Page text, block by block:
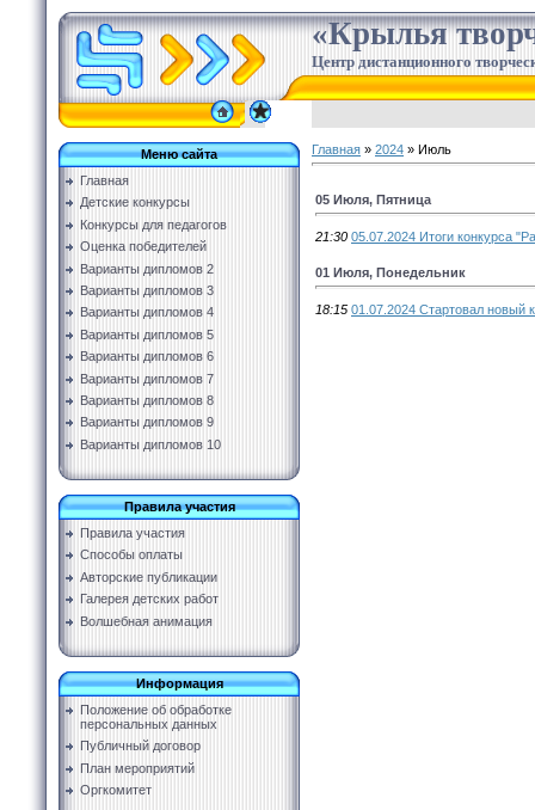
«Крылья
Центр дистанционного
Меню сайта
Главная
Детские конкурсы
Конкурсы для педагогов
Оценка победителей
Варианты дипломов 2
Варианты дипломов 3
Варианты дипломов 4
Варианты дипломов 5
Варианты дипломов 6
Варианты дипломов 7
Варианты дипломов 8
Варианты дипломов 9
Варианты дипломов 10
Правила участия
Правила участия
Способы оплаты
Авторские публикации
Галерея детских работ
Волшебная анимация
Информация
Положение об обработке
персональных данных
Публичный договор
План мероприятий
Оргкомитет
Главная » 2024 » Июль
05 Июля, Пятница
21:30 05.07.2024 Итоги конкурса
01 Июля, Понедельник
18:15 01.07.2024 Стартовал новый